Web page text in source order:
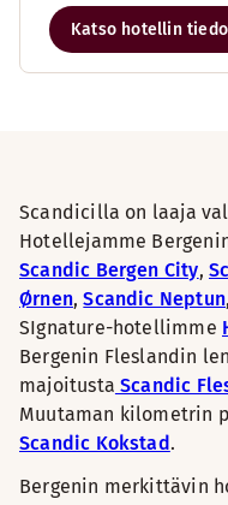
Katso hotellin
Scandicilla on laaja
Hotellejamme
Scandic Bergen City,
Ørnen,Scandic Neptun
SIgnature-hotellimme
Bergenin Fleslandin
majoitusta Scandic
Muutaman kilometrin
Scandic Kokstad.
Bergenin merkittävin